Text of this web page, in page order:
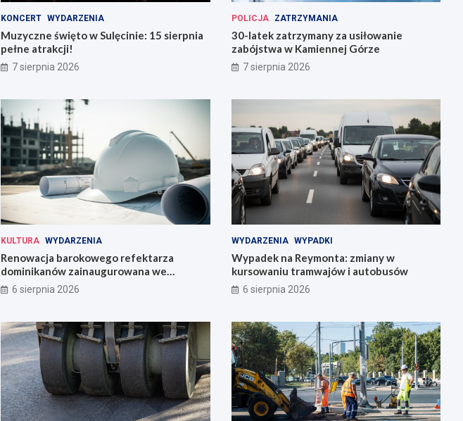
KONCERT WYDARZENIA
Muzyczne święto w Sulęcinie: 15 sierpnia
pełne atrakcji!
7 sierpnia 2026
POLICJA ZATRZYMANIA
30-latek zatrzymany za usiłowanie
zabójstwa w Kamiennej Górze
7 sierpnia 2026
KULTURA WYDARZENIA
Renowacja barokowego refektarza
dominikanów zainaugurowana we
Wrocławiu
6 sierpnia 2026
WYDARZENIA WYPADKI
Wypadek na Reymonta: zmiany w
kursowaniu tramwajów i autobusów
6 sierpnia 2026